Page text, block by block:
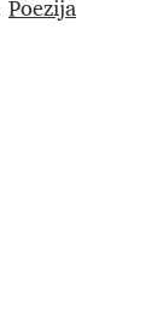
Poezija